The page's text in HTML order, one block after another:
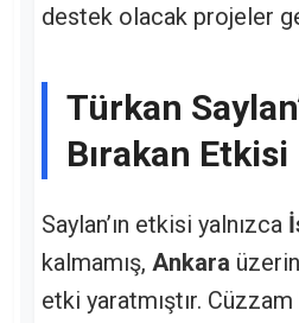
destek olacak projeler
Türkan
Bırakan Etkisi
Saylan’ın etkisi yalnızca
kalmamış, Ankara
etki yaratmıştır.